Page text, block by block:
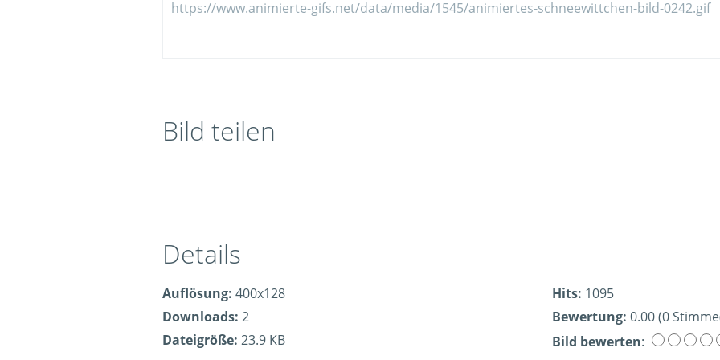
Bild teilen
Details
Auflösung: 400x128
Downloads: 2
Dateigröße: 23.9 KB
Hits: 1095
Bewertung: 0.00 (0
Bild bewerten: